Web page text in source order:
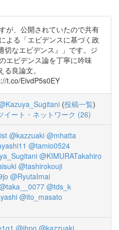
が、公開されていたので共有
よる「エビデンスに基づく政
切なエビデンス』」です。ジ
エビデンス論を丁寧に吟味
良論文。
t.co/EivdP5s0EY
(投稿一覧)
イート・ネットワーク (26)
@kazzuaki @mhatta
@tamio0524
@KIMURATakahiro
@tashirokouji
@RyutaImai
@tds_k
@ito_masato
@ihpo @kazzuaki